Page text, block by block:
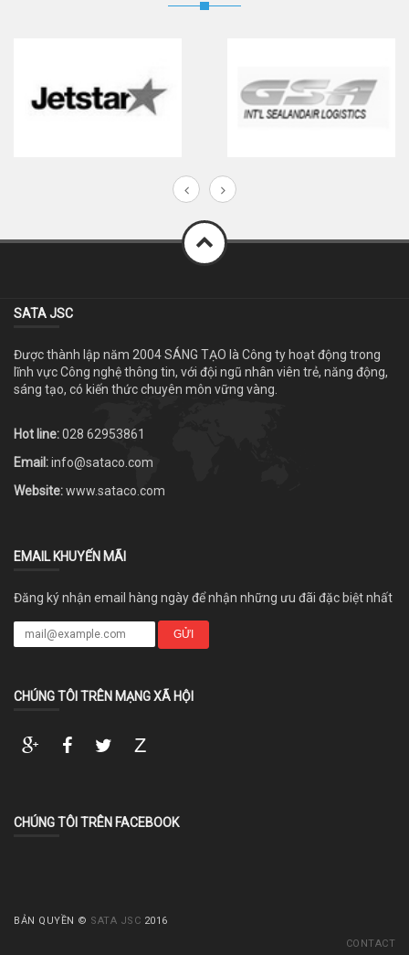
SATA JSC
Được thành lập năm 2004 SÁNG TẠO là Công ty hoạt động trong
lĩnh vực Công nghệ thông tin, với đội ngũ nhân viên trẻ, năng động,
sáng tạo, có kiến thức chuyên môn vững vàng.
Hot line:028 62953861
Email:info@sataco.com
Website:www.sataco.com
EMAIL KHUYẾN MÃI
Đăng ký nhận email hàng ngày để nhận những ưu đãi đặc biệt nhất
GỬI
CHÚNG TÔI TRÊN MẠNG XÃ HỘI
CHÚNG TÔI TRÊN FACEBOOK
BẢN QUYỀN © SATA JSC 2016
CONTACT